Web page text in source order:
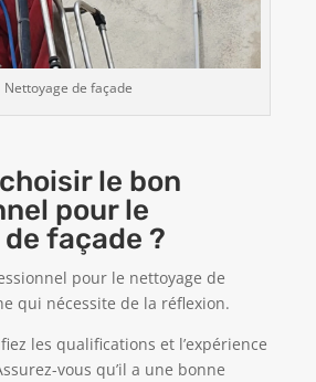
Nettoyage de façade
le bon
pour le
façade ?
pour le nettoyage de
qui nécessite de la réflexion.
les qualifications et l’expérience
vous qu’il a une bonne